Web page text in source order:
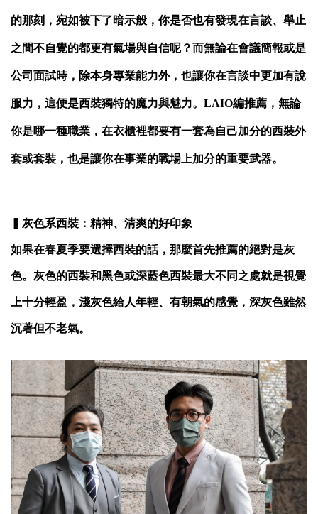
的那刻，宛如被下了暗示般，你是否也有發現在言談、舉止
之間不自覺的都更有氣場與自信呢？而無論在會議簡報或是
公司面試時，除本身專業能力外，也讓你在言談中更加有說
服力，這便是西裝獨特的魔力與魅力。LAIO編推薦，無論
你是哪一種職業，在衣櫃裡都要有一套為自己加分的西裝外
套或套裝，也是讓你在事業的戰場上加分的重要武器。
▍灰色系西裝：精神、清爽的好印象
如果在春夏季要選擇西裝的話，那麼首先推薦的絕對是灰
色。灰色的西裝和黑色或深藍色西裝最大不同之處就是視覺
上十分輕盈，淺灰色給人年輕、有朝氣的感覺，深灰色雖然
沉著但不老氣。